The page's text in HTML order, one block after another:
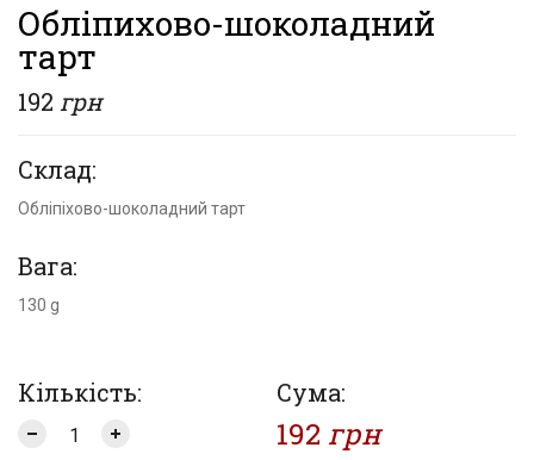
Обліпихово-шоколадний
тарт
192 грн
Склад:
Обліпіхово-шоколадний тарт
Вага:
130 g
Кількість: Сума:
192 грн